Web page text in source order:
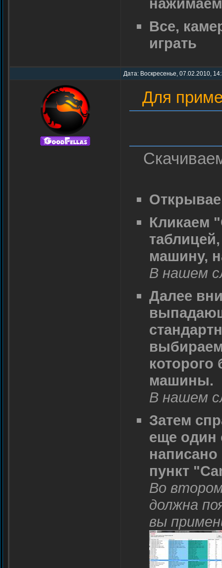
Все,
играть
Дата: Воскресенье, 07.02.2010,
Для
Кликаем
машину,
В нашем
Далее
машины.
В нашем
Затем
еще один
пункт
Во
должна
вы